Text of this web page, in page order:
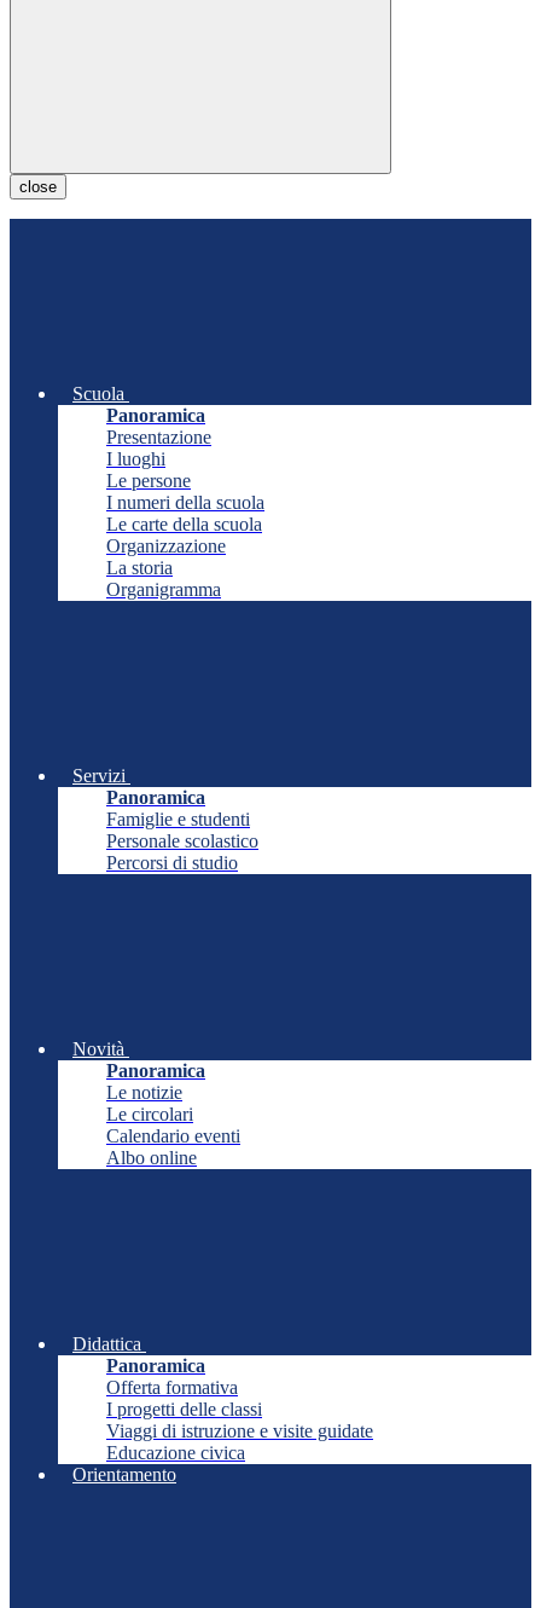
close
Scuola
Panoramica
Presentazione
I luoghi
Le persone
I numeri della scuola
Le carte della scuola
Organizzazione
La storia
Organigramma
Servizi
Panoramica
Famiglie e studenti
Personale scolastico
Percorsi di studio
Novità
Panoramica
Le notizie
Le circolari
Calendario eventi
Albo online
Didattica
Panoramica
Offerta formativa
I progetti delle classi
Viaggi di istruzione e visite guidate
Educazione civica
Orientamento